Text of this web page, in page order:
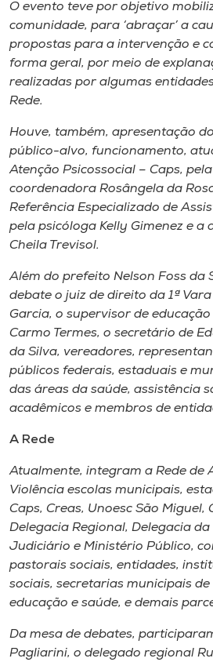
Museu
Unoesc
Store
Selecione
A+
A-
O evento teve por objetivo
comunidade, para ‘abraçar’ a
propostas para a intervenção e
forma geral, por meio de
realizadas por algumas
Rede.
Houve, também, apresentação
público-alvo, funcionamento,
Atenção Psicossocial – Caps,
coordenadora Rosângela da
Referência Especializado de
pela psicóloga Kelly Gimenez e a
Cheila Trevisol.
Além do prefeito Nelson Foss da
debate o juiz de direito da 1ª
Garcia, o supervisor de educação
Carmo Termes, o secretário de
da Silva, vereadores,
públicos federais, estaduais e
das áreas da saúde, assistência
acadêmicos e membros de
A Rede
Atualmente, integram a Rede de
Violência escolas municipais,
Caps, Creas, Unoesc São Miguel,
Delegacia Regional, Delegacia
Judiciário e Ministério Público,
pastorais sociais, entidades,
sociais, secretarias municipais de
educação e saúde, e demais
Da mesa de debates,
Pagliarini, o delegado regional